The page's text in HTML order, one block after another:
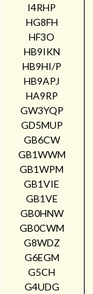
I4RHP
HG8FH
HF3O
HB9IKN
HB9HI/P
HB9APJ
HA9RP
GW3YQP
GD5MUP
GB6CW
GB1WWM
GB1WPM
GB1VIE
GB1VE
GB0HNW
GB0CWM
G8WDZ
G6EGM
G5CH
G4UDG